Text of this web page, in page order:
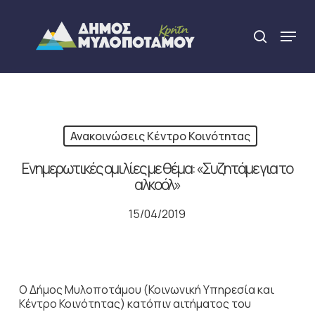
content
search
Menu
Ανακοινώσεις Κέντρο Κοινότητας
Ενημερωτικές ομιλίες με θέμα: «Συζητάμε για το
αλκοόλ»
15/04/2019
Ο Δήμος Μυλοποτάμου (Κοινωνική Υπηρεσία και
Κέντρο Κοινότητας) κατόπιν αιτήματος του
Close